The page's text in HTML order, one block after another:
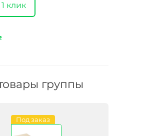
клик
группы
Под заказ